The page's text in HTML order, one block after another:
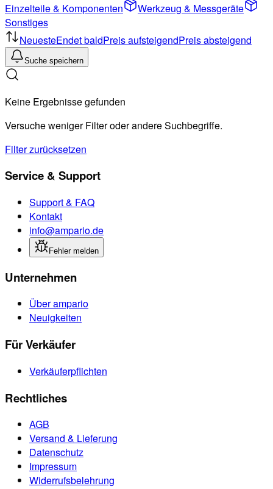
Einzelteile & Komponenten
Werkzeug & Messgeräte
Sonstiges
NeuesteEndet baldPreis aufsteigendPreis absteigend
Suche speichern
Keine Ergebnisse gefunden
Versuche weniger Filter oder andere Suchbegriffe.
Filter zurücksetzen
Service & Support
Support & FAQ
Kontakt
info@ampario.de
Fehler melden
Unternehmen
Über ampario
Neuigkeiten
Für Verkäufer
Verkäuferpflichten
Rechtliches
AGB
Versand & Lieferung
Datenschutz
Impressum
Widerrufsbelehrung